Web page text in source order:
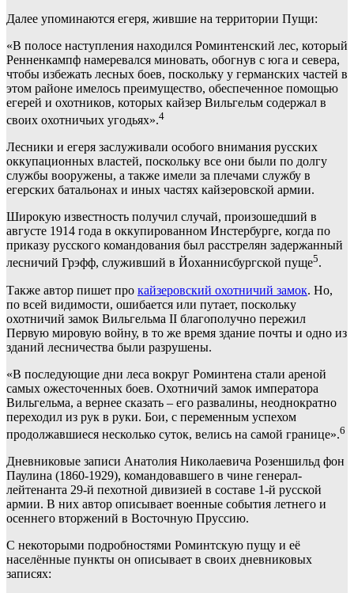
Далее упоминаются егеря, жившие на территории Пущи:
«В полосе наступления находился Роминтенский лес, который
Ренненкампф намеревался миновать, обогнув с юга и севера,
чтобы избежать лесных боев, поскольку у германских частей в
этом районе имелось преимущество, обеспеченное помощью
егерей и охотников, которых кайзер Вильгельм содержал в
своих охотничьих угодьях».4
Лесники и егеря заслуживали особого внимания русских
оккупационных властей, поскольку все они были по долгу
службы вооружены, а также имели за плечами службу в
егерских батальонах и иных частях кайзеровской армии.
Широкую известность получил случай, произошедший в
августе 1914 года в оккупированном Инстербурге, когда по
приказу русского командования был расстрелян задержанный
лесничий Грэфф, служивший в Йоханнисбургской пуще5.
Также автор пишет про кайзеровский охотничий замок. Но,
по всей видимости, ошибается или путает, поскольку
охотничий замок Вильгельма II благополучно пережил
Первую мировую войну, в то же время здание почты и одно из
зданий лесничества были разрушены.
«В последующие дни леса вокруг Роминтена стали ареной
самых ожесточенных боев. Охотничий замок императора
Вильгельма, а вернее сказать – его развалины, неоднократно
переходил из рук в руки. Бои, с переменным успехом
продолжавшиеся несколько суток, велись на самой границе».6
Дневниковые записи Анатолия Николаевича Розеншильд фон
Паулина (1860-1929), командовавшего в чине генерал-
лейтенанта 29-й пехотной дивизией в составе 1-й русской
армии. В них автор описывает военные события летнего и
осеннего вторжений в Восточную Пруссию.
С некоторыми подробностями Роминтскую пущу и её
населённые пункты он описывает в своих дневниковых
записях: